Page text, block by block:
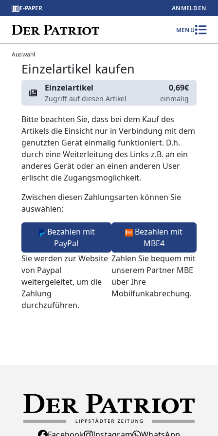
E-PAPER ANMELDEN
MENÜ
Auswahl
Einzelartikel kaufen
Einzelartikel
Zugriff auf diesen Artikel
0,69€
einmalig
Bitte beachten Sie, dass bei dem Kauf des
Artikels die Einsicht nur in Verbindung mit dem
genutzten Gerät einmalig funktioniert. D.h.
durch eine Weiterleitung des Links z.B. an ein
anderes Gerät oder an einen anderen User
erlischt die Zugangsmöglichkeit.
Zwischen diesen Zahlungsarten können Sie
auswählen:
Bezahlen mit
PayPal
Sie werden zur Website
von Paypal
weitergeleitet, um die
Zahlung
durchzuführen.
Bezahlen mit
MBE4
Zahlen Sie bequem mit
unserem Partner MBE
über Ihre
Mobilfunkabrechung.